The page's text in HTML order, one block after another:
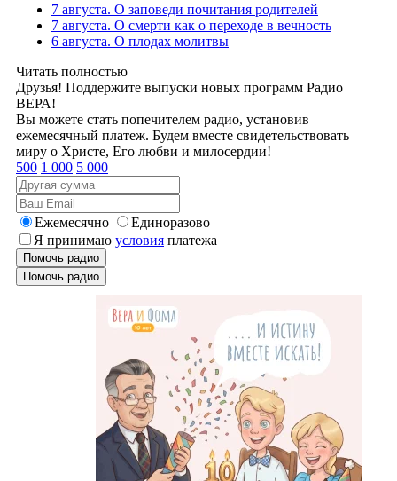
7 августа. О заповеди почитания родителей
7 августа. О смерти как о переходе в вечность
6 августа. О плодах молитвы
Читать полностью
Друзья! Поддержите выпуски новых программ Радио
ВЕРА!
Вы можете стать попечителем радио, установив
ежемесячный платеж. Будем вместе свидетельствовать
миру о Христе, Его любви и милосердии!
500 1 000 5 000
Ежемесячно
Единоразово
Я принимаю условия платежа
Помочь радио
Помочь радио